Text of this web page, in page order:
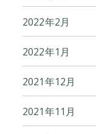
2022年2月
2022年1月
2021年12月
2021年11月